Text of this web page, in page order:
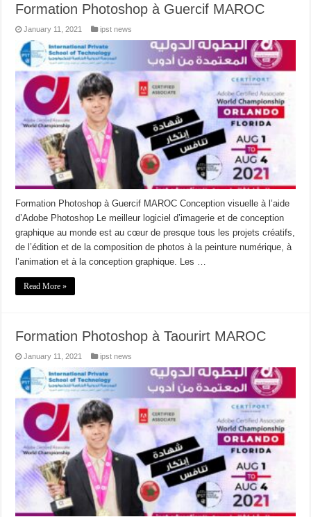
Formation Photoshop à Guercif MAROC
January 11, 2021 ipst news
Formation Photoshop à Guercif MAROC Conception visuelle à l’aide
d’Adobe Photoshop Le meilleur logiciel d’imagerie et de conception
graphique au monde est au cœur de presque tous les projets créatifs,
de l’édition et de la composition de photos à la peinture numérique, à
l’animation et à la conception graphique. Les …
Read More »
Formation Photoshop à Taourirt MAROC
January 11, 2021 ipst news